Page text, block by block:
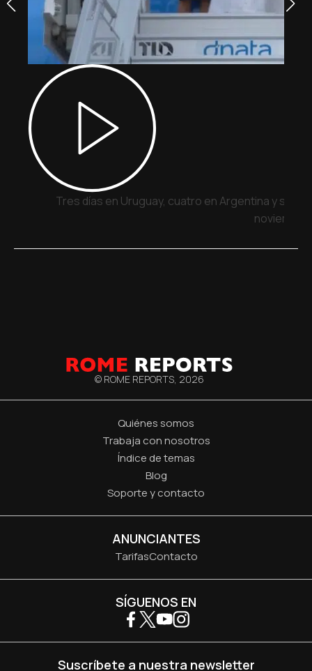
Tres días en Uruguay, cuatro en Argentina y
noviembre
© ROME REPORTS, 2026
Quiénes somos
Trabaja con nosotros
Índice de temas
Blog
Soporte y contacto
ANUNCIANTES
TarifasContacto
SÍGUENOS EN
Suscríbete a nuestra newsletter